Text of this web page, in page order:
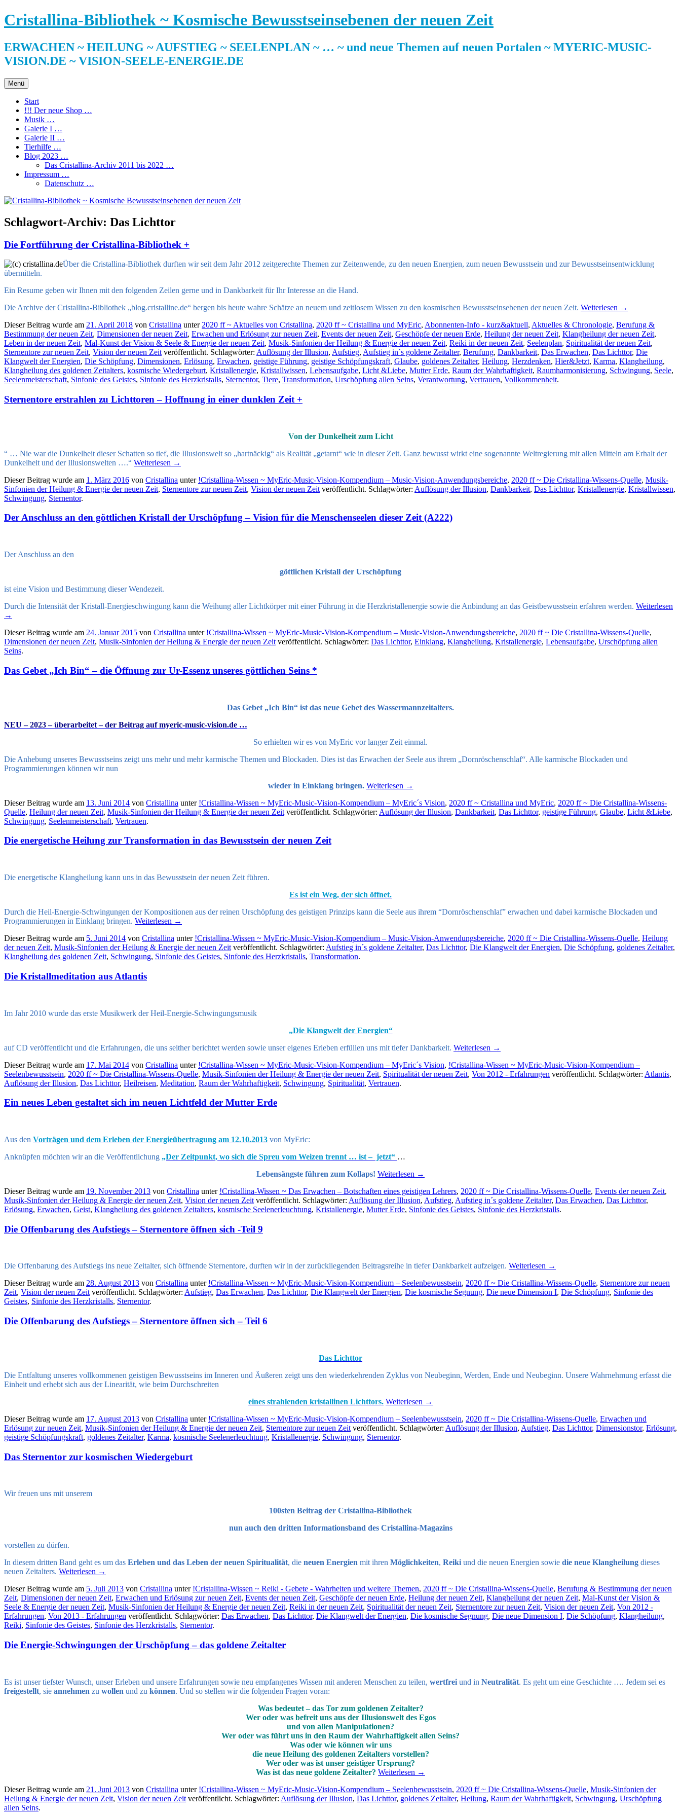
Zum
Inhalt
Cristallina-Bibliothek ~ Kosmische Bewusstseinsebenen der neuen Zeit
ERWACHEN ~ HEILUNG ~ AUFSTIEG ~ SEELENPLAN ~ … ~ und neue Themen auf neuen Portalen ~ MYERIC-MUSIC-
VISION.DE ~ VISION-SEELE-ENERGIE.DE
Menü
Start
!!! Der neue Shop …
Musik …
Galerie I …
Galerie II …
Tierhilfe …
Blog 2023 …
Das Cristallina-Archiv 2011 bis 2022 …
Impressum …
Datenschutz …
Schlagwort-Archiv: Das Lichttor
Die Fortführung der Cristallina-Bibliothek +
Über die Cristallina-Bibliothek durften wirseit dem Jahr 2012 zeitgerechte Themen zur Zeitenwende, zu den neuen Energien, zum neuen Bewusstsein und zur Bewusstseinsentwicklung
übermitteln.
Ein Resume geben wir Ihnen mit den folgenden Zeilen gerne und in Dankbarkeit für Ihr Interesse an die Hand.
Die Archive der Cristallina-Bibliothek „blog.cristalline.de“ bergen bis heute wahre Schätze an neuem und zeitlosem Wissen zu den kosmischen Bewusstseinsebenen der neuen Zeit. Weiterlesen →
Dieser Beitrag wurde am 21. April 2018 von Cristallina unter 2020 ff ~ Aktuelles von Cristallina, 2020 ff ~ Cristallina und MyEric, Abonnenten-Info - kurz&aktuell, Aktuelles & Chronologie, Berufung &
Bestimmung der neuen Zeit, Dimensionen der neuen Zeit, Erwachen und Erlösung zur neuen Zeit, Events der neuen Zeit, Geschöpfe der neuen Erde, Heilung der neuen Zeit, Klangheilung der neuen Zeit,
Leben in der neuen Zeit, Mal-Kunst der Vision & Seele & Energie der neuen Zeit, Musik-Sinfonien der Heilung & Energie der neuen Zeit, Reiki in der neuen Zeit, Seelenplan, Spiritualität der neuen Zeit,
Sternentore zur neuen Zeit, Vision der neuen Zeit veröffentlicht. Schlagwörter: Auflösung der Illusion, Aufstieg, Aufstieg in´s goldene Zeitalter, Berufung, Dankbarkeit, Das Erwachen, Das Lichttor, Die
Klangwelt der Energien, Die Schöpfung, Dimensionen, Erlösung, Erwachen, geistige Führung, geistige Schöpfungskraft, Glaube, goldenes Zeitalter, Heilung, Herzdenken, Hier&Jetzt, Karma, Klangheilung,
Klangheilung des goldenen Zeitalters, kosmische Wiedergeburt, Kristallenergie, Kristallwissen, Lebensaufgabe, Licht &Liebe, Mutter Erde, Raum der Wahrhaftigkeit, Raumharmonisierung, Schwingung, Seele,
Seelenmeisterschaft, Sinfonie des Geistes, Sinfonie des Herzkristalls, Sternentor, Tiere, Transformation, Urschöpfung allen Seins, Verantwortung, Vertrauen, Vollkommenheit.
Sternentore erstrahlen zu Lichttoren – Hoffnung in einer dunklen Zeit +
Von der Dunkelheit zum Licht
“ … Nie war die Dunkelheit dieser Schatten so tief, die Illusionswelt so „hartnäckig“ als Realität „getarnt“ wie in dieser Zeit. Ganz bewusst wirkt eine sogenannte Weltregierung mit allen Mitteln am Erhalt der
Dunkelheit und der Illusionswelten ….“ Weiterlesen →
Dieser Beitrag wurde am 1. März 2016 von Cristallina unter !Cristallina-Wissen ~ MyEric-Music-Vision-Kompendium – Music-Vision-Anwendungsbereiche, 2020 ff ~ Die Cristallina-Wissens-Quelle, Musik-
Sinfonien der Heilung & Energie der neuen Zeit, Sternentore zur neuen Zeit, Vision der neuen Zeit veröffentlicht. Schlagwörter: Auflösung der Illusion, Dankbarkeit, Das Lichttor, Kristallenergie, Kristallwissen,
Schwingung, Sternentor.
Der Anschluss an den göttlichen Kristall der Urschöpfung – Vision für die Menschenseelen dieser Zeit (A222)
Der Anschluss an den
göttlichen Kristall der Urschöpfung
ist eine Vision und Bestimmung dieser Wendezeit.
Durch die Intensität der Kristall-Energieschwingung kann die Weihung aller Lichtkörper mit einer Führung in die Herzkristallenergie sowie die Anbindung an das Geistbewusstsein erfahren werden. Weiterlesen
→
Dieser Beitrag wurde am 24. Januar 2015 von Cristallina unter !Cristallina-Wissen ~ MyEric-Music-Vision-Kompendium – Music-Vision-Anwendungsbereiche, 2020 ff ~ Die Cristallina-Wissens-Quelle,
Dimensionen der neuen Zeit, Musik-Sinfonien der Heilung & Energie der neuen Zeit veröffentlicht. Schlagwörter: Das Lichttor, Einklang, Klangheilung, Kristallenergie, Lebensaufgabe, Urschöpfung allen
Seins.
Das Gebet „Ich Bin“ – die Öffnung zur Ur-Essenz unseres göttlichen Seins *
Das Gebet „Ich Bin“ ist das neue Gebet des Wassermannzeitalters.
NEU – 2023 –überarbeitet – der Beitrag auf myeric-music-vision.de …
So erhielten wir es von MyEric vor langer Zeit einmal.
Die Anhebung unseres Bewusstseins zeigt uns mehr und mehr karmische Themen und Blockaden. Dies ist das Erwachen der Seele aus ihrem „Dornröschenschlaf“. Alle karmische Blockaden und
Programmierungen können wir nun
wieder in Einklang bringen. Weiterlesen →
Dieser Beitrag wurde am 13. Juni 2014 von Cristallina unter !Cristallina-Wissen ~ MyEric-Music-Vision-Kompendium – MyEric´s Vision, 2020 ff ~ Cristallina und MyEric, 2020 ff ~ Die Cristallina-Wissens-
Quelle, Heilung der neuen Zeit, Musik-Sinfonien der Heilung & Energie der neuen Zeit veröffentlicht. Schlagwörter: Auflösung der Illusion, Dankbarkeit, Das Lichttor, geistige Führung, Glaube, Licht &Liebe,
Schwingung, Seelenmeisterschaft, Vertrauen.
Die energetische Heilung zur Transformation in das Bewusstsein der neuen Zeit
Die energetische Klangheilung kann uns in das Bewusstsein der neuen Zeit führen.
Es ist ein Weg, der sich öffnet.
Durch die Heil-Energie-Schwingungen der Kompositionen aus der reinen Urschöpfung des geistigen Prinzips kann die Seele aus ihrem “Dornröschenschlaf” erwachen und dabei karmische Blockaden und
Programmierungen in Einklang bringen. Weiterlesen →
Dieser Beitrag wurde am 5. Juni 2014 von Cristallina unter !Cristallina-Wissen ~ MyEric-Music-Vision-Kompendium – Music-Vision-Anwendungsbereiche, 2020 ff ~ Die Cristallina-Wissens-Quelle, Heilung
der neuen Zeit, Musik-Sinfonien der Heilung & Energie der neuen Zeit veröffentlicht. Schlagwörter: Aufstieg in´s goldene Zeitalter, Das Lichttor, Die Klangwelt der Energien, Die Schöpfung, goldenes Zeitalter,
Klangheilung des goldenen Zeit, Schwingung, Sinfonie des Geistes, Sinfonie des Herzkristalls, Transformation.
Die Kristallmeditation aus Atlantis
Im Jahr 2010 wurde das erste Musikwerk der Heil-Energie-Schwingungsmusik
„Die Klangwelt der Energien“
auf CD veröffentlicht und die Erfahrungen, die uns seither berichtet werden sowie unser eigenes Erleben erfüllen uns mit tiefer Dankbarkeit. Weiterlesen →
Dieser Beitrag wurde am 17. Mai 2014 von Cristallina unter !Cristallina-Wissen ~ MyEric-Music-Vision-Kompendium – MyEric´s Vision, !Cristallina-Wissen ~ MyEric-Music-Vision-Kompendium –
Seelenbewusstsein, 2020 ff ~ Die Cristallina-Wissens-Quelle, Musik-Sinfonien der Heilung & Energie der neuen Zeit, Spiritualität der neuen Zeit, Von 2012 - Erfahrungen veröffentlicht. Schlagwörter: Atlantis,
Auflösung der Illusion, Das Lichttor, Heilreisen, Meditation, Raum der Wahrhaftigkeit, Schwingung, Spiritualität, Vertrauen.
Ein neues Leben gestaltet sich im neuen Lichtfeld der Mutter Erde
Aus den Vorträgen und dem Erleben der Energieübertragung am 12.10.2013 von MyEric:
Anknüpfen möchten wir an die Veröffentlichung „Der Zeitpunkt, wo sich die Spreu vom Weizen trennt … ist – jetzt“ …
Lebensängste führen zum Kollaps! Weiterlesen →
Dieser Beitrag wurde am 19. November 2013 von Cristallina unter !Cristallina-Wissen ~ Das Erwachen – Botschaften eines geistigen Lehrers, 2020 ff ~ Die Cristallina-Wissens-Quelle, Events der neuen Zeit,
Musik-Sinfonien der Heilung & Energie der neuen Zeit, Vision der neuen Zeit veröffentlicht. Schlagwörter: Auflösung der Illusion, Aufstieg, Aufstieg in´s goldene Zeitalter, Das Erwachen, Das Lichttor,
Erlösung, Erwachen, Geist, Klangheilung des goldenen Zeitalters, kosmische Seelenerleuchtung, Kristallenergie, Mutter Erde, Sinfonie des Geistes, Sinfonie des Herzkristalls.
Die Offenbarung des Aufstiegs – Sternentore öffnen sich -Teil 9
Die Offenbarung des Aufstiegs ins neue Zeitalter, sich öffnende Sternentore, durften wir in der zurückliegenden Beitragsreihe in tiefer Dankbarkeit aufzeigen. Weiterlesen →
Dieser Beitrag wurde am 28. August 2013 von Cristallina unter !Cristallina-Wissen ~ MyEric-Music-Vision-Kompendium – Seelenbewusstsein, 2020 ff ~ Die Cristallina-Wissens-Quelle, Sternentore zur neuen
Zeit, Vision der neuen Zeit veröffentlicht. Schlagwörter: Aufstieg, Das Erwachen, Das Lichttor, Die Klangwelt der Energien, Die kosmische Segnung, Die neue Dimension I, Die Schöpfung, Sinfonie des
Geistes, Sinfonie des Herzkristalls, Sternentor.
Die Offenbarung des Aufstiegs – Sternentore öffnen sich – Teil 6
Das Lichttor
Die Entfaltung unseres vollkommenen geistigen Bewusstseins im Inneren und Äußeren zeigt uns den wiederkehrenden Zyklus von Neubeginn, Werden, Ende und Neubeginn. Unsere Wahrnehmung erfasst die
Einheit und erhebt sich aus der Linearität, wie beim Durchschreiten
eines strahlenden kristallinen Lichttors. Weiterlesen →
Dieser Beitrag wurde am 17. August 2013 von Cristallina unter !Cristallina-Wissen ~ MyEric-Music-Vision-Kompendium – Seelenbewusstsein, 2020 ff ~ Die Cristallina-Wissens-Quelle, Erwachen und
Erlösung zur neuen Zeit, Musik-Sinfonien der Heilung & Energie der neuen Zeit, Sternentore zur neuen Zeit veröffentlicht. Schlagwörter: Auflösung der Illusion, Aufstieg, Das Lichttor, Dimensionstor, Erlösung,
geistige Schöpfungskraft, goldenes Zeitalter, Karma, kosmische Seelenerleuchtung, Kristallenergie, Schwingung, Sternentor.
Das Sternentor zur kosmischen Wiedergeburt
Wir freuen uns mit unserem
100sten Beitrag der Cristallina-Bibliothek
nun auch den dritten Informationsband des Cristallina-Magazins
vorstellen zu dürfen.
In diesem dritten Band geht es um das Erleben und das Leben der neuen Spiritualität, die neuen Energien mit ihren Möglichkeiten, Reiki und die neuen Energien sowie die neue Klangheilung dieses
neuen Zeitalters. Weiterlesen →
Dieser Beitrag wurde am 5. Juli 2013 von Cristallina unter !Cristallina-Wissen ~ Reiki - Gebete - Wahrheiten und weitere Themen, 2020 ff ~ Die Cristallina-Wissens-Quelle, Berufung & Bestimmung der neuen
Zeit, Dimensionen der neuen Zeit, Erwachen und Erlösung zur neuen Zeit, Events der neuen Zeit, Geschöpfe der neuen Erde, Heilung der neuen Zeit, Klangheilung der neuen Zeit, Mal-Kunst der Vision &
Seele & Energie der neuen Zeit, Musik-Sinfonien der Heilung & Energie der neuen Zeit, Reiki in der neuen Zeit, Spiritualität der neuen Zeit, Sternentore zur neuen Zeit, Vision der neuen Zeit, Von 2012 -
Erfahrungen, Von 2013 - Erfahrungen veröffentlicht. Schlagwörter: Das Erwachen, Das Lichttor, Die Klangwelt der Energien, Die kosmische Segnung, Die neue Dimension I, Die Schöpfung, Klangheilung,
Reiki, Sinfonie des Geistes, Sinfonie des Herzkristalls, Sternentor.
Die Energie-Schwingungen der Urschöpfung – das goldene Zeitalter
Es ist unser tiefster Wunsch, unser Erleben und unsere Erfahrungen sowie neu empfangenes Wissen mit anderen Menschen zu teilen, wertfrei und in Neutralität. Es geht um eine Geschichte …. Jedem sei es
freigestellt, sie annehmen zu wollen und zu können. Und so stellen wir die folgenden Fragen voran:
Was bedeutet – das Tor zum goldenen Zeitalter?
Wer oder was befreit uns aus der Illusionswelt des Egos
und von allen Manipulationen?
Wer oder was führt uns in den Raum der Wahrhaftigkeit allen Seins?
Was oder wie können wir uns
die neue Heilung des goldenen Zeitalters vorstellen?
Wer oder was ist unser geistiger Ursprung?
Was ist das neue goldene Zeitalter? Weiterlesen →
Dieser Beitrag wurde am 21. Juni 2013 von Cristallina unter !Cristallina-Wissen ~ MyEric-Music-Vision-Kompendium – Seelenbewusstsein, 2020 ff ~ Die Cristallina-Wissens-Quelle, Musik-Sinfonien der
Heilung & Energie der neuen Zeit, Vision der neuen Zeit veröffentlicht. Schlagwörter: Auflösung der Illusion, Das Lichttor, goldenes Zeitalter, Heilung, Raum der Wahrhaftigkeit, Schwingung, Urschöpfung
allen Seins.